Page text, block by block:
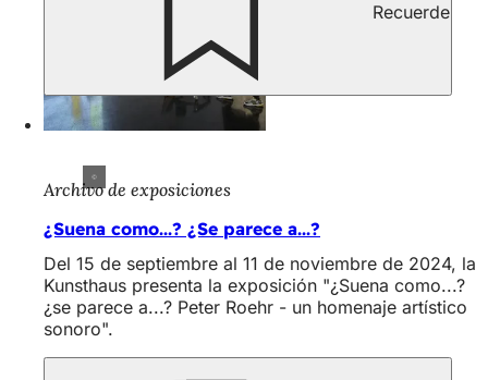
Recuerde
Archivo de exposiciones
¿Suena como...? ¿Se parece a...?
Del 15 de septiembre al 11 de noviembre de 2024, la
Kunsthaus presenta la exposición "¿Suena como...?
¿se parece a...? Peter Roehr - un homenaje artístico
sonoro".